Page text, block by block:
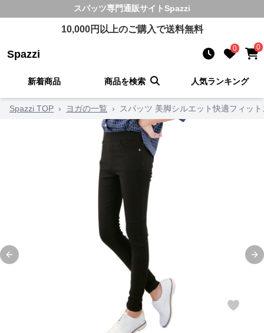
スパッツ専門通販サイトSpazzi
10,000円以上のご購入で送料無料
Spazzi 0 0
新着商品 商品を検索 人気ランキング
Spazzi TOP › ヨガの一覧 › スパッツ 美脚シルエット快適フィッ
Previous slide